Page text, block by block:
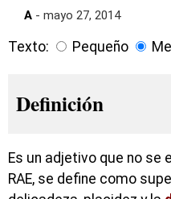
A - mayo 27, 2014
Texto: Pequeño
Definición
Es un adjetivo que no se
RAE, se define como